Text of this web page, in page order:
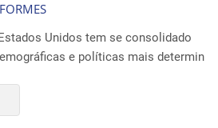
Unidos tem se consolidado
e políticas mais determin